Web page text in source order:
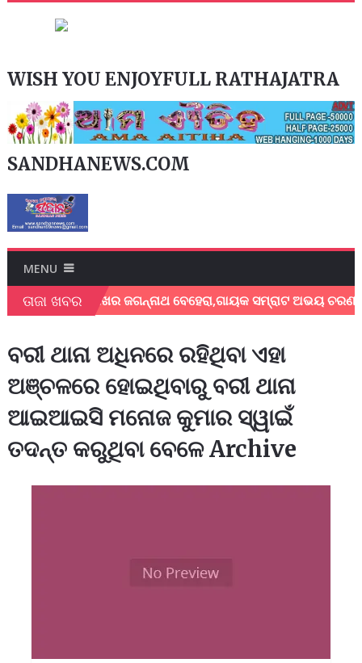
WISH YOU ENJOYFULL RATHAJATRA
SANDHANEWS.COM
MENU
ତାଜା ଖବର
ଗାୟକ ଶେଖର ଜଗନ୍ନାଥ ବେହେରା,ଗାୟକ ସମ୍ରାଟ ଅଭୟ ଚରଣ
ବରୀ ଥାନା ଅଧିନରେ ରହିଥିବା ଏହା
ଅଞ୍ଚଳରେ ହୋଇଥିବାରୁ ବରୀ ଥାନା
ଆଇଆଇସି ମନୋଜ କୁମାର ସ୍ୱାଇଁ
ତଦନ୍ତ କରୁଥିବା ବେଳେ Archive